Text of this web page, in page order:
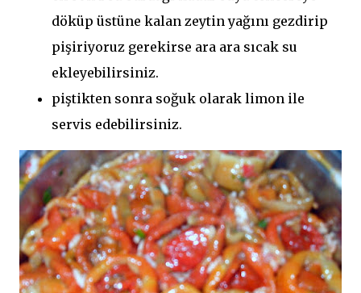
döküp üstüne kalan zeytin yağını gezdirip
pişiriyoruz gerekirse ara ara sıcak su
ekleyebilirsiniz.
piştikten sonra soğuk olarak limon ile
servis edebilirsiniz.